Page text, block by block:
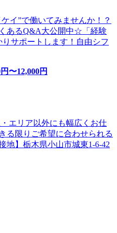
イ”で働いてみませんか！？
あるQ&A大公開中☆「経験
サポートします！自由シフ
円〜12,000円
エリア以外にも幅広くお仕
る限りご希望に合わせられる
地】栃木県小山市城東1-6-42